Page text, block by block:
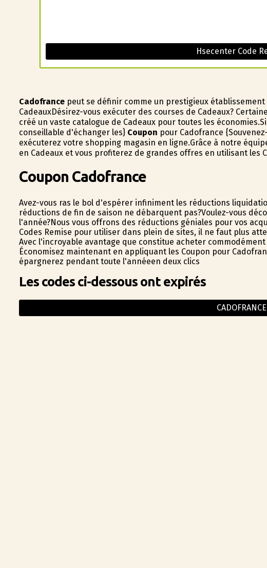
Hsecenter Code
Cadofrancepeut se définir comme un prestigieux
CadeauxDésirez-vous exécuter des courses de Cadeaux?
créé un vaste catalogue de Cadeaux pour toutes les
conseillable d'échanger les} Coupon pour Cadofrance
exécuterez votre shopping magasin en ligne.Grâce à notre
en Cadeaux et vous profiterez de grandes offres en utilisant les
Coupon Cadofrance
Avez-vous ras le bol d'espérer infiniment les réductions
réductions de fin de saison ne débarquent pas?Voulez-vous
l'année?Nous vous offrons des réductions géniales pour vos
Codes Remise pour utiliser dans plein de sites, il ne faut plus
Avec l'incroyable avantage que constitue acheter
Économisez maintenant en appliquant les Coupon pour
épargnerez pendant toute l'annéeen deux clics
Les codes ci-dessous ont expirés
CADOFRANCE